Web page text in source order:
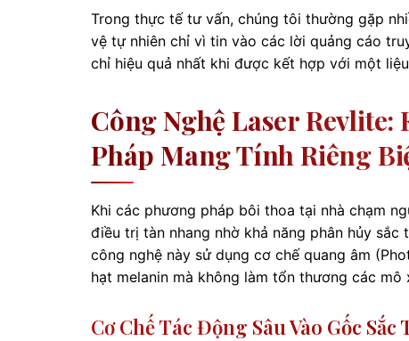
Trong thực tế tư vấn, chúng tôi thường gặp
vệ tự nhiên chỉ vì tin vào các lời quảng cáo
chỉ hiệu quả nhất khi được kết hợp với một
Công Nghệ Laser
Pháp Mang Tính Riêng
Khi các phương pháp bôi thoa tại nhà chạm
điều trị tàn nhang nhờ khả năng phân hủy
công nghệ này sử dụng cơ chế quang âm
hạt melanin mà không làm tổn thương các mô
Cơ Chế Tác Động Sâu Vào Gốc Sắc